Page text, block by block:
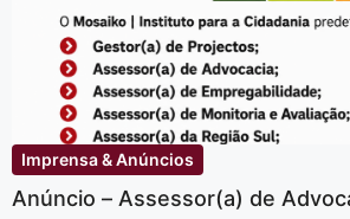
Imprensa & Anúncios
Anúncio – Assessor(a) de